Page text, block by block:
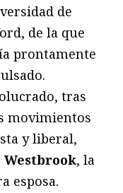
de
de la que
prontamente
tras
movimientos
y liberal,
, la
esposa.